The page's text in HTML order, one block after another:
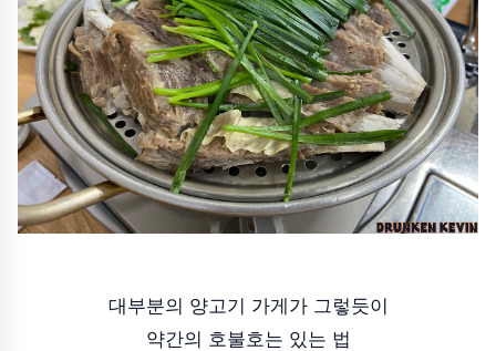
대부분의 양고기 가게가 그렇듯이
약간의 호불호는 있는 법